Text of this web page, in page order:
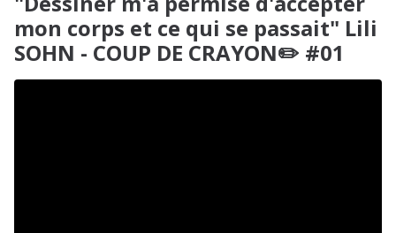
mon corps et ce qui se passait" Lili
SOHN - COUP DE CRAYON✏️ #01